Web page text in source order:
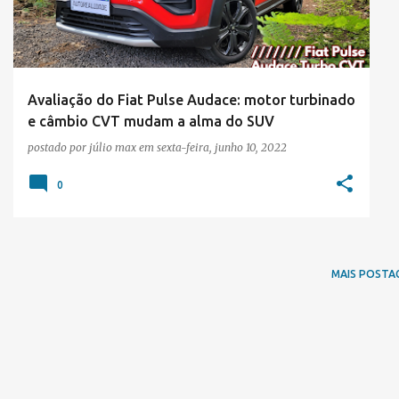
t
a
g
Avaliação do Fiat Pulse Audace: motor turbinado
e câmbio CVT mudam a alma do SUV
postado por júlio max em sexta-feira, junho 10, 2022
0
MAIS